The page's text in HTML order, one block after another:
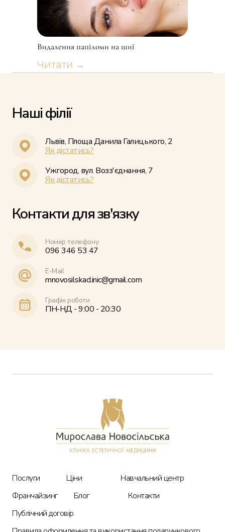
Блог
Контакти
Видалення папіломи на шиї
Читати →
Наші філії
Львів, Площа Данила Галицького, 2
Як дістатись?
Ужгород, вул. Возз'єднання, 7
Як дістатись?
Контакти для зв'язку
Номер телефону
096 346 53 47
E-Mail
mnovosilskaclinic@gmail.com
Графік роботи
ПН-НД - 9:00 - 20:30
Послуги Ціни
Навчальний центр
Франчайзинг
Блог
Контакти
Публічний договір